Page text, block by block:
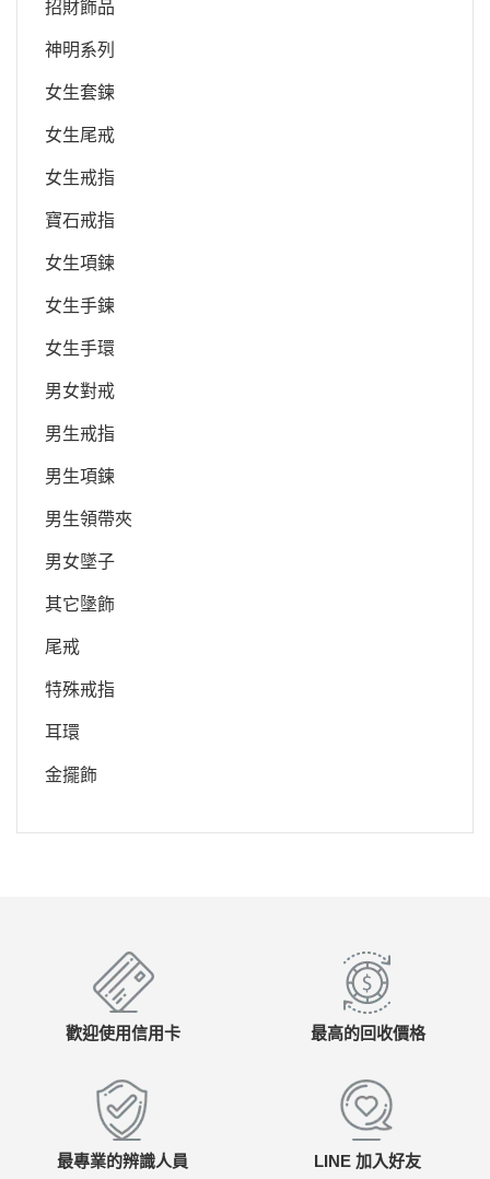
招財飾品
神明系列
女生套鍊
女生尾戒
女生戒指
寶石戒指
女生項鍊
女生手鍊
女生手環
男女對戒
男生戒指
男生項鍊
男生領帶夾
男女墜子
其它墬飾
尾戒
特殊戒指
耳環
金擺飾
歡迎使用信用卡 最高的回收價格
最專業的辨識人員 LINE 加入好友